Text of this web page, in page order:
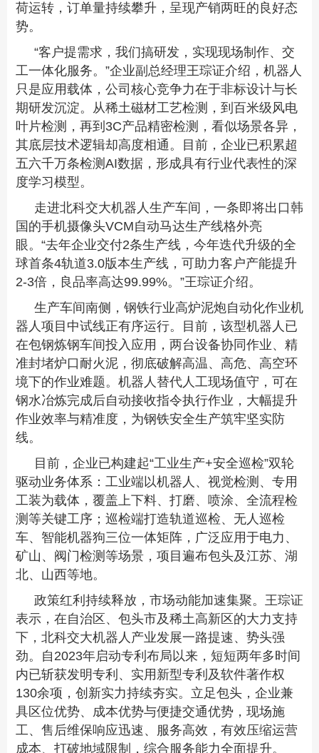
荷运转，订单量持续攀升，呈现产销两旺的良好态
势。
“客户提需求，我们搞研发，实现现场制作、交
工一体化服务。”企业副总经理王琮证介绍，机器人
只是应用载体，公司核心竞争力在于非标设计与长
期研发沉淀。从稀土磁材工艺检测，到百米级风电
叶片检测，再到3C产品精密检测，看似场景各异，
其底层技术逻辑却高度相通。目前，企业已积累超
五六千万条检测AI数据，形成具有行业代表性的深
度学习模型。
走进北科交大机器人生产车间，一条即将出口韩
国的手机摄像头VCM自动马达生产线格外亮
眼。“去年企业交付2条生产线，今年迭代升级的全
球首条4轨道3.0版本生产线，可助力客户产能提升
2-3倍，良品率高达99.99%。”王琮证介绍。
生产车间南侧，钢铁行业高炉泥炮自动化作业机
器人项目中试线正有序运行。目前，该型机器人已
在包钢炼钢车间投入应用，两台设备协同作业、精
准封堵炉口耐火泥，彻底破解高温、高危、高空环
境下的作业难题。机器人替代人工现场值守，可在
钢水冶炼完成后自动接收指令执行作业，大幅提升
作业效率与精准度，为钢铁安全生产筑牢坚实防
线。
目前，企业已构建起“工业生产+安全巡检”双轮
驱动业务体系：工业端以机器人、视觉检测、专用
工装为载体，覆盖上下料、打磨、喷涂、全流程检
测等关键工序；巡检端打造轨道巡检、无人巡检
车、智能机器狗三位一体矩阵，广泛应用于电力、
矿山、阀门检测等场景，项目遍布包头及江苏、湖
北、山西等地。
政策红利持续释放，市场动能加速集聚。王琮证
表示，在自治区、包头市及稀土高新区的大力支持
下，北科交大机器人产业发展一路提速、势头强
劲。自2023年启动专利布局以来，短短两年多时间
内已斩获发明专利、实用新型专利及软件著作权
130余项，创新实力持续夯实。立足包头，企业兼
具区位优势、成本优势与便捷交通优势，现场施
工、售后维保响应迅速、服务高效，有效压缩运营
成本、打破地域限制，综合服务能力全面提升。